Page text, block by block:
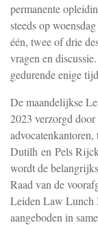
permanente
steeds op
één, twee of drie
vragen en
gedurende enige
De maandelijkse
2023 verzorgd
Dutilh en Pels
wordt de
Raad van de
Leiden Law Lunch
aangeboden in